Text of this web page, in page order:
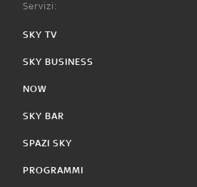
Servizi:
SKY TV
SKY BUSINESS
NOW
SKY BAR
SPAZI SKY
PROGRAMMI